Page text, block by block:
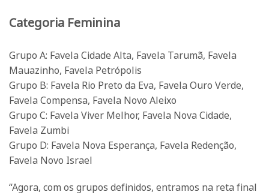
Categoria Feminina
Grupo A: Favela Cidade Alta, Favela Tarumã, Favela
Mauazinho, Favela Petrópolis
Grupo B: Favela Rio Preto da Eva, Favela Ouro Verde,
Favela Compensa, Favela Novo Aleixo
Grupo C: Favela Viver Melhor, Favela Nova Cidade,
Favela Zumbi
Grupo D: Favela Nova Esperança, Favela Redenção,
Favela Novo Israel
“Agora, com os grupos definidos, entramos na reta final